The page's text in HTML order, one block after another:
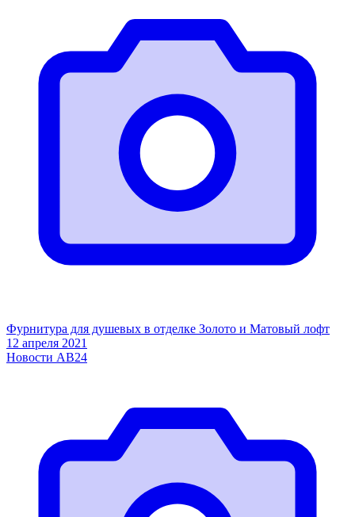
Фурнитура для душевых в отделке Золото и Матовый лофт
12 апреля 2021
Новости АВ24